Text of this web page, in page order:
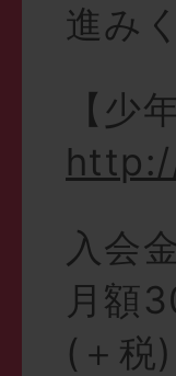
進み
【少
入会
月額
(＋